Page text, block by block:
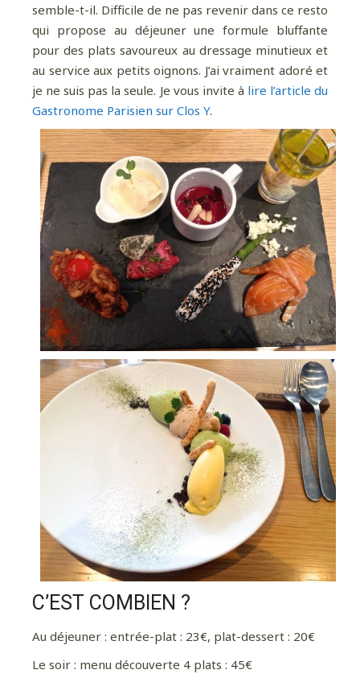
semble-t-il. Difficile de ne pas revenir dans ce resto
qui propose au déjeuner une formule bluffante
pour des plats savoureux au dressage minutieux et
au service aux petits oignons. J’ai vraiment adoré et
je ne suis pas la seule. Je vous invite à lire l’article du
Gastronome Parisien sur Clos Y.
C’EST COMBIEN ?
Au déjeuner : entrée-plat : 23€, plat-dessert : 20€
Le soir : menu découverte 4 plats : 45€